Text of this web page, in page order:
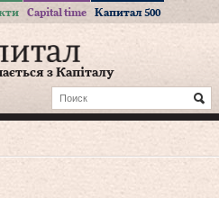
Capital time Капитал 500
з Капіталу